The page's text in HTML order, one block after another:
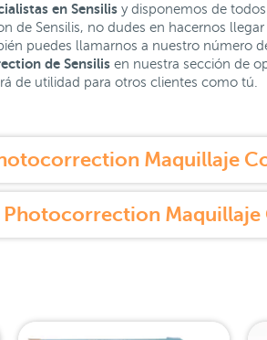
en Sensilis y disponemos de
de Sensilis, no dudes en hacernos
puedes llamarnos a nuestro número
de Sensilis en nuestra sección de
de utilidad para otros clientes como tú.
Maquillaje
Photocorrection